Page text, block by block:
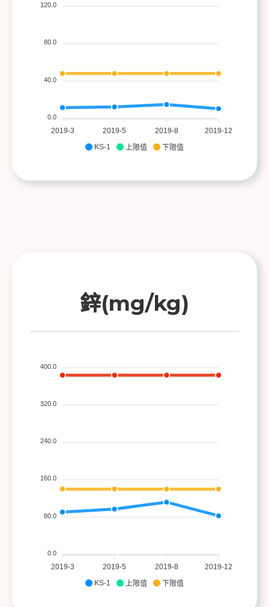
KS-1 上限值 下限值
2019-3 2019-5 2019-8 2019-12
120.0
80.0
40.0
0.0
鋅(mg/kg)
KS-1 上限值 下限值
2019-3 2019-5 2019-8 2019-12
400.0
320.0
240.0
160.0
80.0
0.0